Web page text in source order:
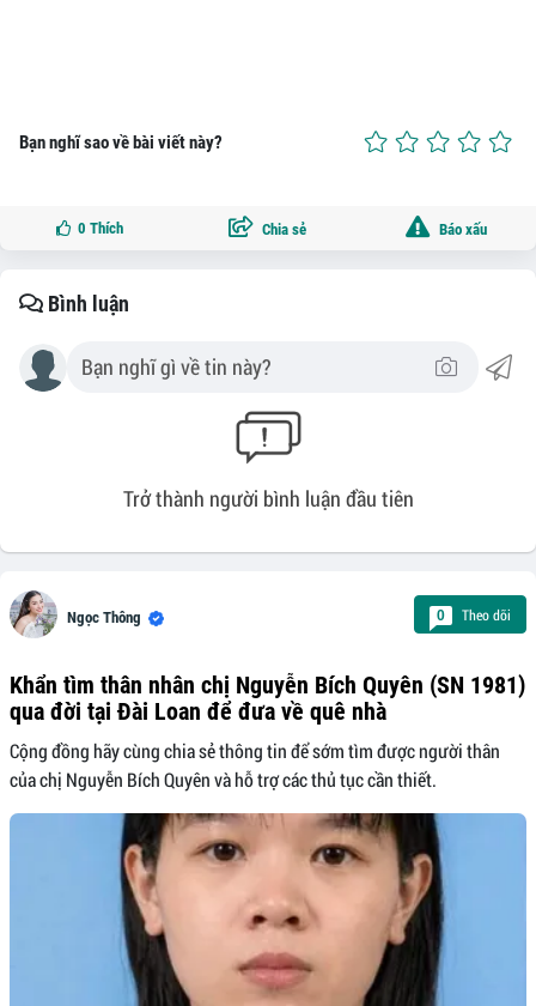
Bạn nghĩ sao về bài viết này?
0 Thích Chia sẻ Báo xấu
Bình luận
Trở thành người bình luận đầu tiên
Ngọc Thông 0 Theo dõi
Khẩn tìm thân nhân chị Nguyễn Bích Quyên (SN 1981)
qua đời tại Đài Loan để đưa về quê nhà
Cộng đồng hãy cùng chia sẻ thông tin để sớm tìm được người thân
của chị Nguyễn Bích Quyên và hỗ trợ các thủ tục cần thiết.